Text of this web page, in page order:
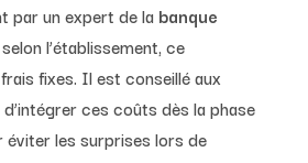
par un expert de la banque
l’établissement, ce
fixes. Il est conseillé aux
ces coûts dès la phase
éviter les surprises lors de